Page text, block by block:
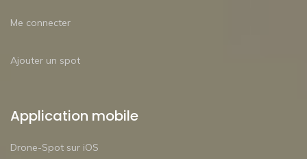
Me connecter
Ajouter un spot
Application mobile
Drone-Spot sur iOS